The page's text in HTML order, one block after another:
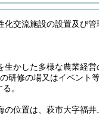
化交流施設の設置及び管
生かした多様な農業経
研修の場又はイベント
。
の位置は、萩市大字福井